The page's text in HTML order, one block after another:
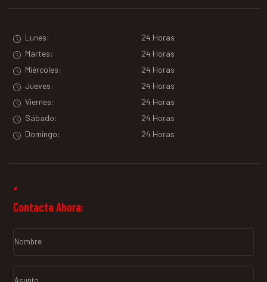
Lunes:
24 Horas
Martes:
24 Horas
Miércoles:
24 Horas
Jueves:
24 Horas
Viernes:
24 Horas
Sábado:
24 Horas
Domingo:
24 Horas
Contacta Ahora: